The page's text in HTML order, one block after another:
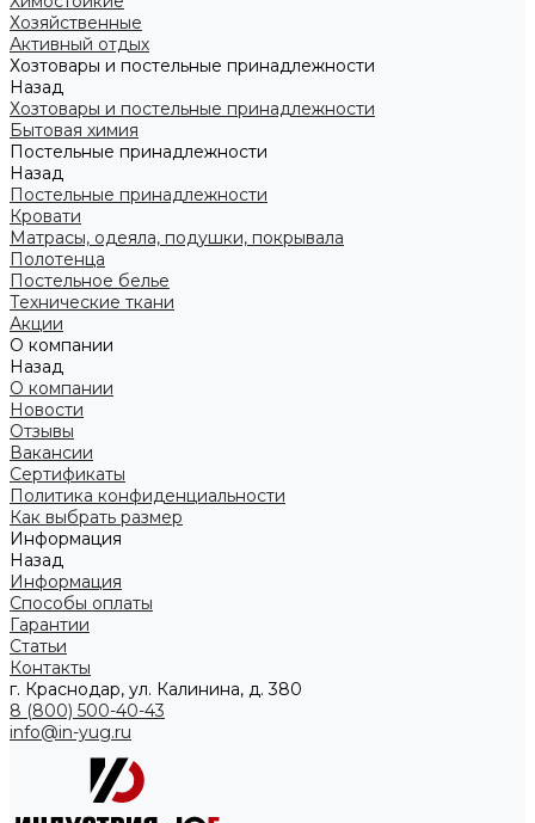
Хозяйственные
Активный отдых
Хозтовары и постельные принадлежности
Назад
Хозтовары и постельные принадлежности
Бытовая химия
Постельные принадлежности
Назад
Постельные принадлежности
Кровати
Матрасы, одеяла, подушки, покрывала
Полотенца
Постельное белье
Технические ткани
Акции
О компании
Назад
О компании
Новости
Отзывы
Вакансии
Сертификаты
Политика конфиденциальности
Как выбрать размер
Информация
Назад
Информация
Способы оплаты
Гарантии
Статьи
Контакты
г. Краснодар, ул. Калинина, д. 380
8 (800) 500-40-43
info@in-yug.ru